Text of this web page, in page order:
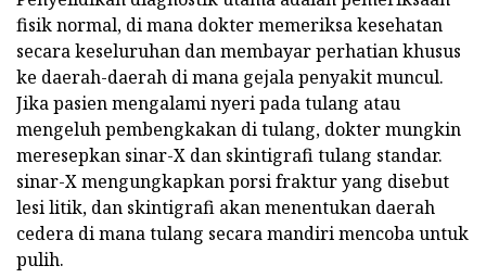
fisik normal, di mana dokter memeriksa kesehatan
secara keseluruhan dan membayar perhatian khusus
ke daerah-daerah di mana gejala penyakit muncul.
Jika pasien mengalami nyeri pada tulang atau
mengeluh pembengkakan di tulang, dokter mungkin
meresepkan sinar-X dan skintigrafi tulang standar.
sinar-X mengungkapkan porsi fraktur yang disebut
lesi litik, dan skintigrafi akan menentukan daerah
cedera di mana tulang secara mandiri mencoba untuk
pulih.